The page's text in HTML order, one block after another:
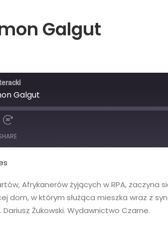
Galgut
Galgut
Afrykanerów żyjących w RPA, zaczyna
dom, w którym służąca mieszka wraz z
Dariusz Żukowski. Wydawnictwo Czarne.